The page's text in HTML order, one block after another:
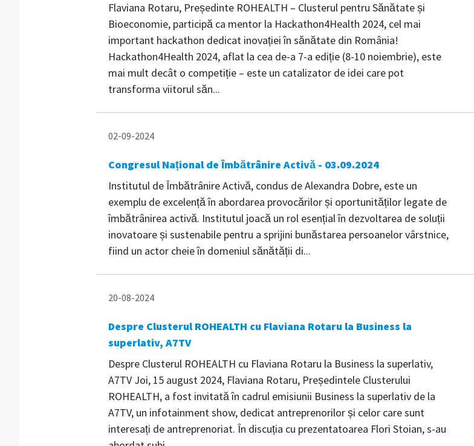
Flaviana Rotaru, Președinte ROHEALTH – Clusterul pentru Sănătate și
Bioeconomie, participă ca mentor la Hackathon4Health 2024, cel mai
important hackathon dedicat inovației în sănătate din România!
Hackathon4Health 2024, aflat la cea de-a 7-a ediție (8-10 noiembrie), este
mai mult decât o competiție – este un catalizator de idei care pot
transforma viitorul săn...
02-09-2024
Congresul Național de Îmbătrânire Activă - 03.09.2024
Institutul de Îmbătrânire Activă, condus de Alexandra Dobre, este un
exemplu de excelență în abordarea provocărilor și oportunităților legate de
îmbătrânirea activă. Institutul joacă un rol esențial în dezvoltarea de soluții
inovatoare și sustenabile pentru a sprijini bunăstarea persoanelor vârstnice,
fiind un actor cheie în domeniul sănătății di...
20-08-2024
Despre Clusterul ROHEALTH cu Flaviana Rotaru la Business la
superlativ, A7TV
Despre Clusterul ROHEALTH cu Flaviana Rotaru la Business la superlativ,
A7TV Joi, 15 august 2024, Flaviana Rotaru, Președintele Clusterului
ROHEALTH, a fost invitată în cadrul emisiunii Business la superlativ de la
A7TV, un infotainment show, dedicat antreprenorilor și celor care sunt
interesați de antreprenoriat. În discuția cu prezentatoarea Flori Stoian, s-au